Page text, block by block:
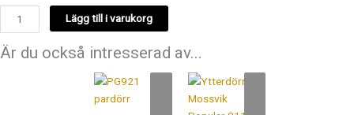
Lägg till i varukorg
Är du också intresserad av...